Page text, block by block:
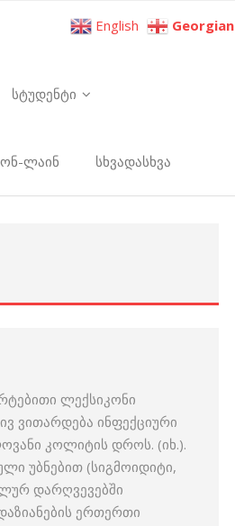
სტუდენტი
ლაინ სხვადასხვა
ლექსიკონი
ვითარდება ინფექციური
კოლიტის დროს. (იხ.).
უბნებით (სიგმოიდიტი,
დარღვევებში
ერთერთი
English Georgian